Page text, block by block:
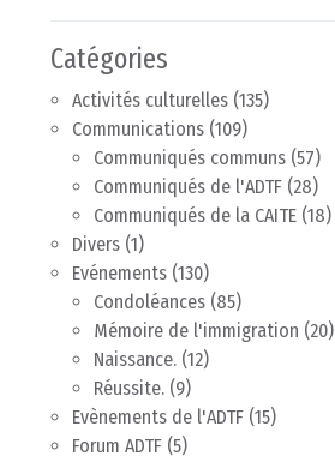
Catégories
Activités culturelles (135)
Communications (109)
Communiqués communs (57)
Communiqués de l'ADTF (28)
Communiqués de la CAITE (18)
Divers (1)
Evénements (130)
Condoléances (85)
Mémoire de l'immigration (20)
Naissance. (12)
Réussite. (9)
Evènements de l'ADTF (15)
Forum ADTF (5)